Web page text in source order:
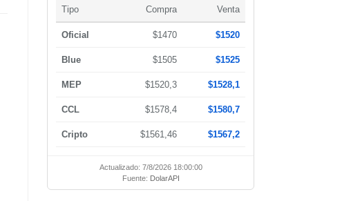
Tipo Compra Venta
Oficial $1470 $1520
Blue $1505 $1525
MEP $1520,3 $1528,1
CCL $1578,4 $1580,7
Cripto $1561,46 $1567,2
Actualizado: 7/8/2026 18:00:00
Fuente: DolarAPI